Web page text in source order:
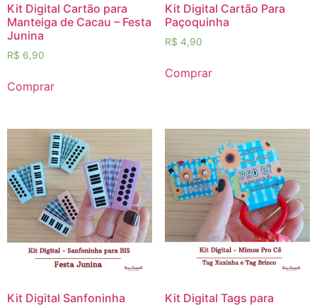
Kit Digital Cartão para
Manteiga de Cacau – Festa
Junina
R$ 6,90
Comprar
Kit Digital Cartão Para
Paçoquinha
R$ 4,90
Comprar
Kit Digital Sanfoninha
Kit Digital Tags para